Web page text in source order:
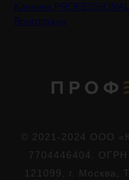
Клиника
Волгограде
© 2021-2024 ООО
7704446404. ОГРН
121099, г. Москва,